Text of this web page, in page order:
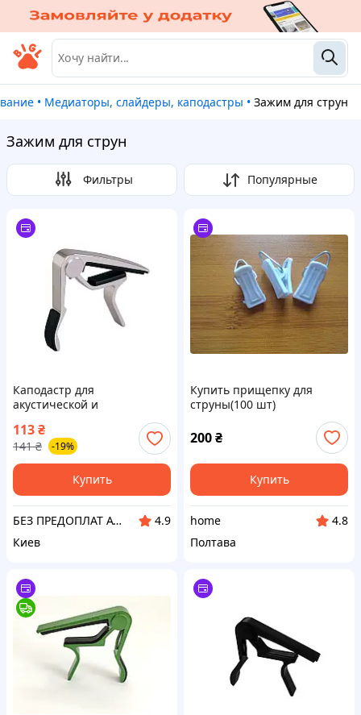
• Медиаторы, слайдеры, каподастры • Зажим для струн
Зажим для струн
Фильтры Популярные
Каподастр для
акустической и
электрогитары триггерный,
зажим для струн, сплав
металлов, пружинный
113₴
141 ₴ -19%
Купить
БЕЗ ПРЕДОПЛАТ AVERS
4.9
Киев
Купить прищепку для
струны(100 шт)
200₴
Купить
home
4.8
Полтава